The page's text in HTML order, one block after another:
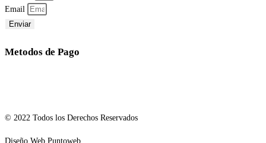
Email
Enviar
Metodos de Pago
© 2022 Todos los Derechos Reservados
Diseño Web Puntoweb